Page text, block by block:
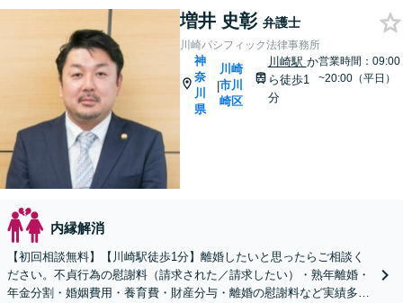
増井 史彰 弁護士
川崎パシフィック法律事務所
神
奈
川
県
|
川崎
市川
崎区
川崎駅 か
ら徒歩1
分
営業時間：09:00
~20:00（平日）
内縁解消
【初回相談無料】【川崎駅徒歩1分】離婚したいと思ったらご相談く
ださい。不貞行為の慰謝料（請求された／請求したい）・熟年離婚・
年金分割・婚姻費用・養育費・財産分与・離婚の慰謝料など実績多